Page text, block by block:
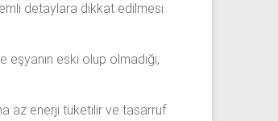
detaylara dikkat edilmesi
eski olup olmadığı,
az enerji tüketilir ve tasarruf